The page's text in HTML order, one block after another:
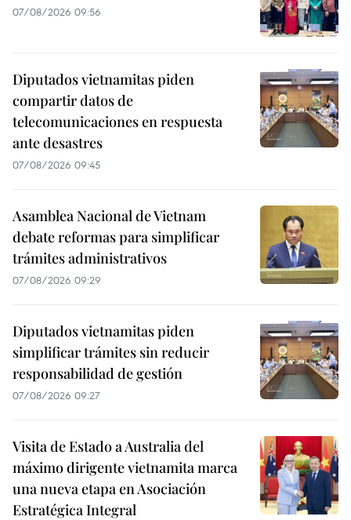
07/08/2026 09:56
Diputados vietnamitas piden
compartir datos de
telecomunicaciones en respuesta
ante desastres
07/08/2026 09:45
Asamblea Nacional de Vietnam
debate reformas para simplificar
trámites administrativos
07/08/2026 09:29
Diputados vietnamitas piden
simplificar trámites sin reducir
responsabilidad de gestión
07/08/2026 09:27
Visita de Estado a Australia del
máximo dirigente vietnamita marca
una nueva etapa en Asociación
Estratégica Integral